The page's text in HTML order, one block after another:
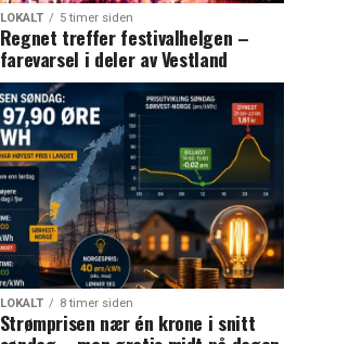
LOKALT 5 timer siden
Regnet treffer festivalhelgen –
farevarsel i deler av Vestland
LOKALT 8 timer siden
Strømprisen nær én krone i snitt